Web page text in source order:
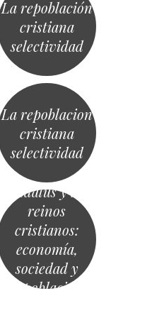
La repoblación
cristiana
selectividad
La repoblacion
cristiana
selectividad
Historia de al-
Ándalus y los
reinos
cristianos:
economía,
sociedad y
repoblación